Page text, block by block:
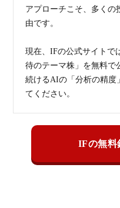
アプローチこそ、多くの
由です。
現在、IFの公式サイトで
待のテーマ株」を無料で
続けるAIの「分析の精度
てください。
IFの無料